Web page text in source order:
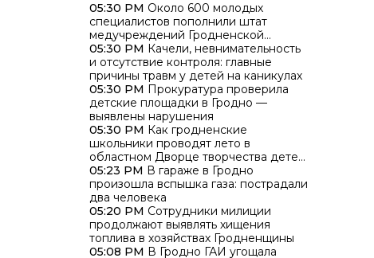
05:30 PM Около 600 молодых
специалистов пополнили штат
медучреждений Гродненской
области
05:30 PM Качели, невнимательность
и отсутствие контроля: главные
причины травм у детей на каникулах
05:30 PM Прокуратура проверила
детские площадки в Гродно —
выявлены нарушения
05:30 PM Как гродненские
школьники проводят лето в
областном Дворце творчества детей
и молодежи
05:23 PM В гараже в Гродно
произошла вспышка газа: пострадали
два человека
05:20 PM Сотрудники милиции
продолжают выявлять хищения
топлива в хозяйствах Гродненщины
05:08 PM В Гродно ГАИ угощала